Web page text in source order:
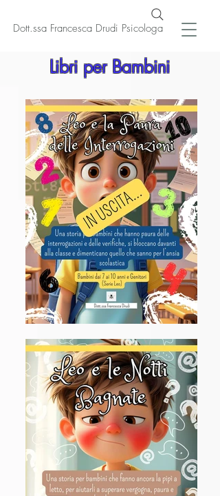
Dott.ssa Francesca Drudi Psicologa
Libri per Bambini